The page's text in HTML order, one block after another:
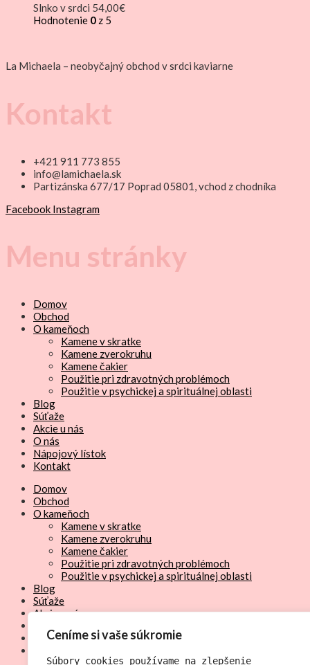
Ceníme si vaše súkromie
Súbory cookies používame na zlepšenie
Slnko v srdci 54,00€
Hodnotenie 0 z 5
La Michaela – neobyčajný obchod v srdci kaviarne
Kontakt
+421 911 773 855
info@lamichaela.sk
Partizánska 677/17 Poprad 05801, vchod z chodníka
Facebook Instagram
Menu stránky
Domov
Obchod
O kameňoch
Kamene v skratke
Kamene zverokruhu
Kamene čakier
Použitie pri zdravotných problémoch
Použitie v psychickej a spirituálnej oblasti
Blog
Súťaže
Akcie u nás
O nás
Nápojový lístok
Kontakt
Domov
Obchod
O kameňoch
Kamene v skratke
Kamene zverokruhu
Kamene čakier
Použitie pri zdravotných problémoch
Použitie v psychickej a spirituálnej oblasti
Blog
Súťaže
Akcie u nás
Nápojový lístok